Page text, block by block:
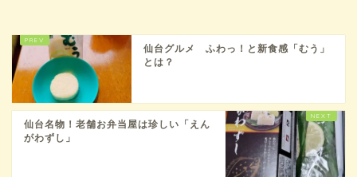
仙台グルメ ふわっ！と新食感「むう」
とは？
仙台名物！老舗お弁当屋は珍しい「えん
がわずし」